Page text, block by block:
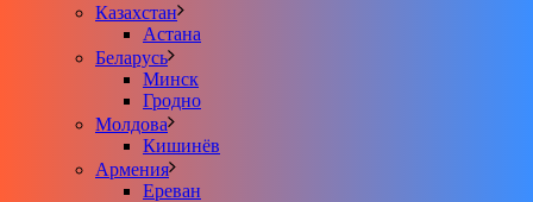
Казахстан
Астана
Беларусь
Минск
Гродно
Молдова
Кишинёв
Армения
Ереван